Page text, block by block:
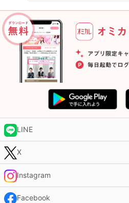
LINE
X
Instagram
Facebook